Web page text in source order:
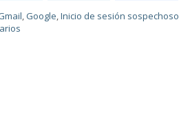
, Google,Inicio de sesión sospechoso